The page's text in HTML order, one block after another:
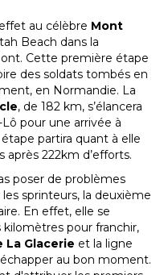
au célèbre Mont
Beach dans la
Cette première étape
des soldats tombés en
en Normandie. La
, de 182 km, s’élancera
pour une arrivée à
partira quant à elle
après 222km d’efforts.
poser de problèmes
sprinteurs, la deuxième
En effet, elle se
pour franchir,
La Glacerie et la ligne
au bon moment.